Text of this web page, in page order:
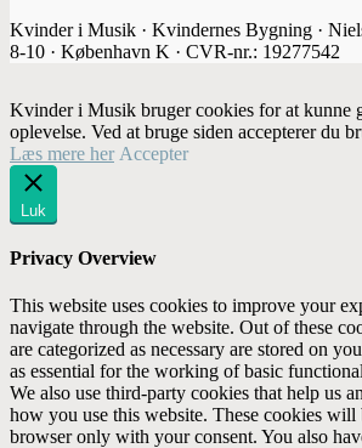
Kvinder i Musik · Kvindernes Bygning ·
8-10 · København K · CVR-nr.: 19277542
Kvinder i Musik bruger cookies for at kunne
oplevelse. Ved at bruge siden accepterer du
Læs mere her Accepter
Luk
Privacy Overview
This website uses cookies to improve your
navigate through the website. Out of these
are categorized as necessary are stored on
as essential for the working of basic
We also use third-party cookies that help us
how you use this website. These cookies will
browser only with your consent. You also